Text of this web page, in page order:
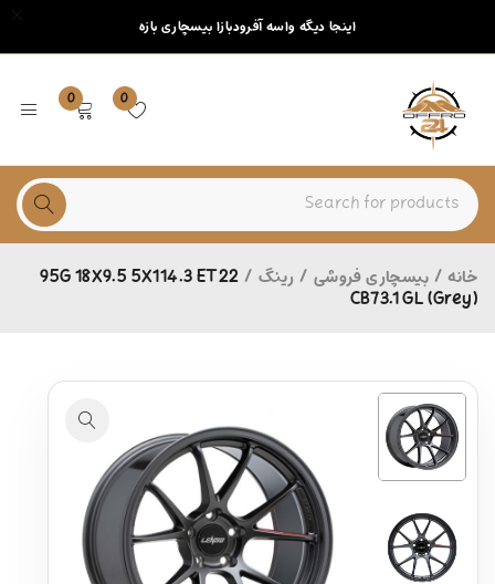
اینجا دیگه واسه آفرودبازا بیسچاری بازه
0
0
خانه / بیسچاری فروشی / رینگ /
95G 18X9.5 5X114.3 ET22
CB73.1 GL (Grey)